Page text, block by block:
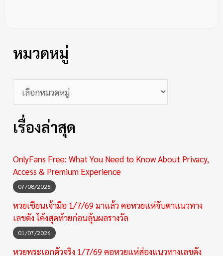
หมวดหมู่
เรื่องล่าสุด
OnlyFans Free: What You Need to Know About Privacy,
Access & Premium Experience
07/08/2026
หวยเซียนเจ้ามือ 1/7/69 มาแล้ว คอหวยแห่จับตาแนวทาง
เลขดัง โค้งสุดท้ายก่อนลุ้นผลรางวัล
01/07/2026
หวยพระเอกตัวจริง 1/7/69 คอหวยแห่ส่องแนวทางเลขดัง